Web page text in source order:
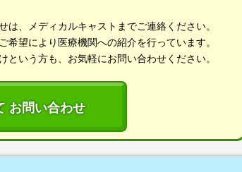
、メディカルキャストまでご連絡ください。
望により医療機関への紹介を行っています。
いう方も、お気軽にお問い合わせください。
お問い合わせ